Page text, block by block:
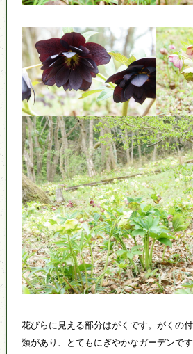
花びらに見える部分はがくです。がくの
類があり、とてもにぎやかなガーデンです